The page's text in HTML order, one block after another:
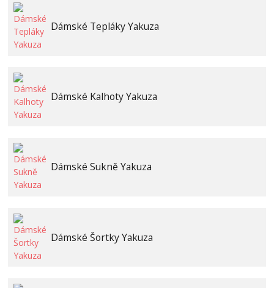
Dámské Tepláky Yakuza
Dámské Kalhoty Yakuza
Dámské Sukně Yakuza
Dámské Šortky Yakuza